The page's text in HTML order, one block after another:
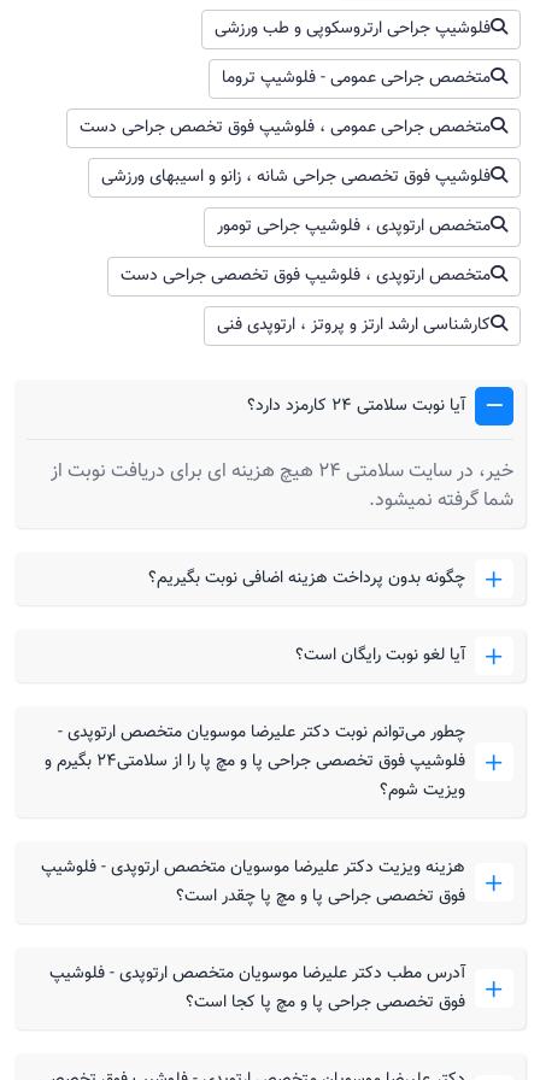
باسلام پسرم 4سالشه از بدو تولد یه برآمدگی کوچولو تو
کف پای چپش بود کم کم بچه که رشد کرداونم رشد کرد و
الان برآمدگی نزدیک 3سانت ازکف پاس اومده بیرون ولی
هیچ دردی احساس نمیکنه پاس حس داره البته مثل یه
چیزمعلق تکون میخوره
دکتر علیرضا موسویان
سلام. سال نو‌مبارک. هر توده ای که رشد میکنه باید بررسی
بشه و‌خارج بشه و برای ازمایشگاه ارسال بشه
ضربه خوردن و آسیب دیدن ستون فقرات و روش های
سلام خسته نباشید یک ماهه زمین خوردم تشخیص دکتر
لغزش اخرین مهره کمر بود و دیسک روی عصب و نخاع
میخواستم ببینم این امپول هارو بزنم دچار نکروز نمیشم
دکتر علیرضا موسویان
سلام. بله این امپولها خطر و عارضه داره. من هم بطور
بیشتری باشه.
بنده نزدیک به یکماه هست درقسمت کف پای بنده یک
فلوشیپ جراحی ارتروسکوپی و طب ورزشی
متخصص جراحی عمومی - فلوشیپ تروما
متخصص جراحی عمومی ، فلوشیپ فوق تخصص جراحی دست
فلوشیپ فوق تخصصی جراحی شانه ، زانو و اسیبهای ورزشی
متخصص ارتوپدی ، فلوشیپ جراحی تومور
متخصص ارتوپدی ، فلوشیپ فوق تخصصی جراحی دست
کارشناسی ارشد ارتز و پروتز ، ارتوپدی فنی
آیا نوبت سلامتی 24 کارمزد دارد؟
خیر، در سایت سلامتی 24 هیچ هزینه ای برای دریافت نوبت از
شما گرفته نمیشود.
چگونه بدون پرداخت هزینه اضافی نوبت بگیریم؟
آیا لغو نوبت رایگان است؟
چطور می‌توانم نوبت دکتر علیرضا موسویان متخصص ارتوپدی -
فلوشیپ فوق تخصصی جراحی پا و مچ پا را از سلامتی۲۴ بگیرم و
ویزیت شوم؟
هزینه ویزیت دکتر علیرضا موسویان متخصص ارتوپدی - فلوشیپ
فوق تخصصی جراحی پا و مچ پا چقدر است؟
آدرس مطب دکتر علیرضا موسویان متخصص ارتوپدی - فلوشیپ
فوق تخصصی جراحی پا و مچ پا کجا است؟